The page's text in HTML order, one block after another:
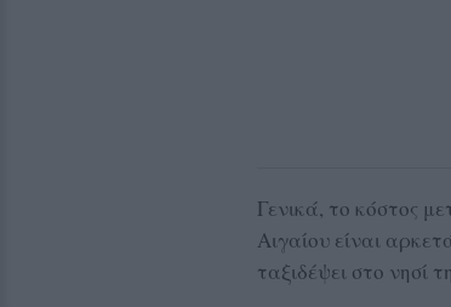
Γενικά, το κόστος
Αιγαίου είναι
ταξιδέψει στο νησί